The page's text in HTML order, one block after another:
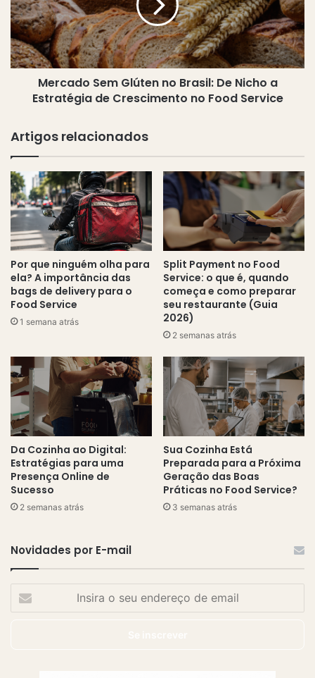
Brasil:
De
Nicho
a
Estratégia
Crescimento
Service
Mercado Sem Glúten no Brasil: De Nicho a
Estratégia de Crescimento no Food Service
Artigos relacionados
Por que ninguém olha para
ela? A importância das
bags de delivery para o
Food Service
1 semana atrás
Split Payment no Food
Service: o que é, quando
começa e como preparar
seu restaurante (Guia
2026)
2 semanas atrás
Da Cozinha ao Digital:
Estratégias para uma
Presença Online de
Sucesso
2 semanas atrás
Sua Cozinha Está
Preparada para a Próxima
Geração das Boas
Práticas no Food Service?
3 semanas atrás
Novidades por E-mail